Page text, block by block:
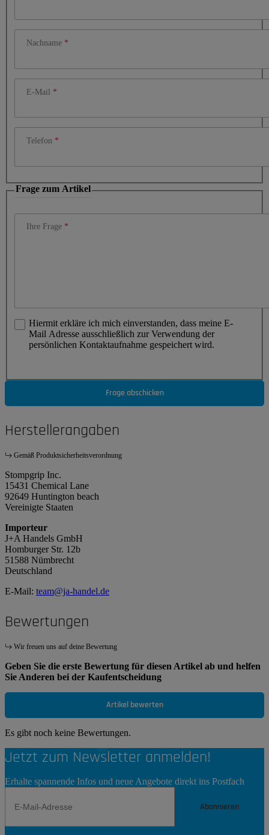
Nachname
E-Mail
Telefon
Frage zum Artikel
Ihre Frage
Hiermit erkläre ich mich einverstanden, dass meine E-
Mail Adresse ausschließlich zur Verwendung der
persönlichen Kontaktaufnahme gespeichert wird.
Frage abschicken
Herstellerangaben
Gemäß Produktsicherheitsverordnung
Stompgrip Inc.
15431 Chemical Lane
92649 Huntington beach
Vereinigte Staaten
Importeur
J+A Handels GmbH
Homburger Str. 12b
51588 Nümbrecht
Deutschland
E-Mail: team@ja-handel.de
Bewertungen
Wir freuen uns auf deine Bewertung
Geben Sie die erste Bewertung für diesen Artikel ab und helfen
Sie Anderen bei der Kaufentscheidung
Artikel bewerten
Es gibt noch keine Bewertungen.
Jetzt zum Newsletter anmelden!
Erhalte spannende Infos und neue Angebote direkt ins Postfach
Abonnieren